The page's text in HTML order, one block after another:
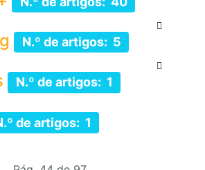
N.º de artigos: 5
N.º de artigos: 1
de artigos: 1